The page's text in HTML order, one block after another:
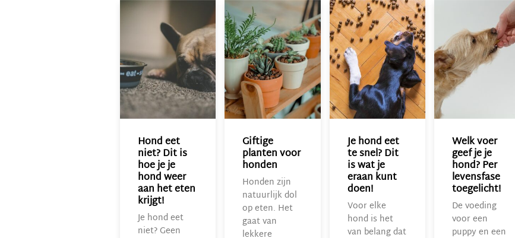
Hond eet
niet? Dit is
hoe je je
hond weer
aan het eten
krijgt!
Je hond eet
niet? Geen
Giftige
planten voor
honden
Honden zijn
natuurlijk dol
op eten. Het
gaat van
lekkere
Je hond eet
te snel? Dit
is wat je
eraan kunt
doen!
Voor elke
hond is het
van belang dat
Welk voer
geef je je
hond? Per
levensfase
toegelicht!
De voeding
voor een
puppy en een